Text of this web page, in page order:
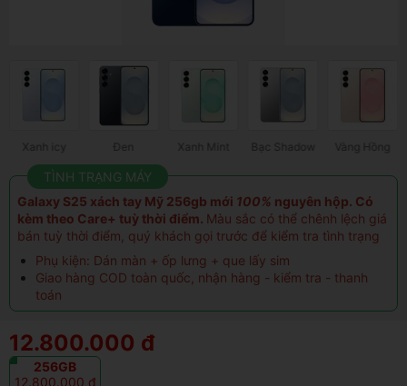
Xanh icy Đen Xanh Mint Bạc Shadow Vàng Hồng
TÌNH TRẠNG MÁY
Galaxy S25 xách tay Mỹ 256gb mới 100% nguyên hộp. Có
kèm theo Care+ tuỳ thời điểm. Màu sắc có thể chênh lệch giá
bán tuỳ thời điểm, quý khách gọi trước để kiểm tra tình trạng
Phụ kiện: Dán màn + ốp lưng + que lấy sim
Giao hàng COD toàn quốc, nhận hàng - kiểm tra - thanh
toán
12.800.000 đ
256GB
12.800.000 đ